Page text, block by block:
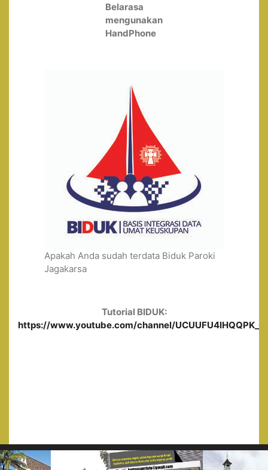
Belarasa
mengunakan
HandPhone
Apakah Anda sudah terdata Biduk Paroki
Jagakarsa
Tutorial BIDUK:
https://www.youtube.com/channel/